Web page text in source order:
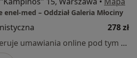
med – Oddział Galeria Młociny
278 zł
Specjalista nie oferuje umawiania online pod tym adresem.